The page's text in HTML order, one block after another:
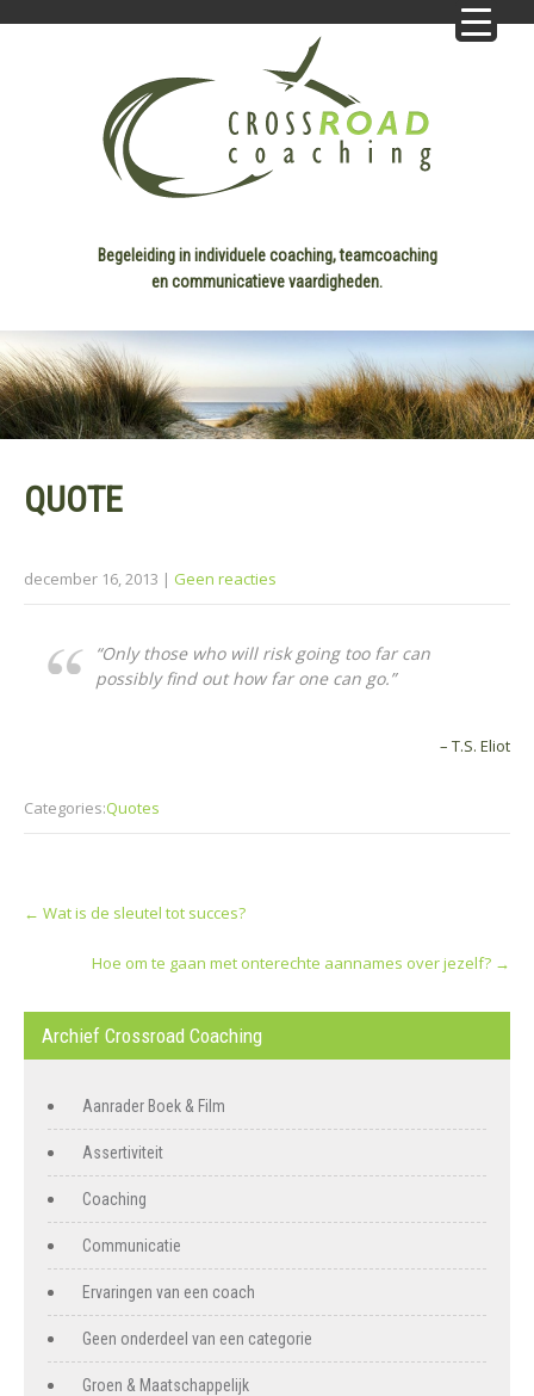
Begeleiding in individuele coaching, teamcoaching
en communicatieve vaardigheden.
QUOTE
december 16, 2013 | Geen reacties
“Only those who will risk going too far can
possibly find out how far one can go.”
– T.S. Eliot
Categories:Quotes
navigation
← Wat is de sleutel tot succes?
Hoe om te gaan met onterechte aannames over jezelf? →
Archief Crossroad Coaching
Aanrader Boek & Film
Assertiviteit
Coaching
Communicatie
Ervaringen van een coach
Geen onderdeel van een categorie
Groen & Maatschappelijk